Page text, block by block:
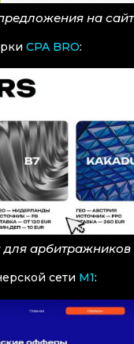
на
CPA BRO:
арбитражников
сети M1: